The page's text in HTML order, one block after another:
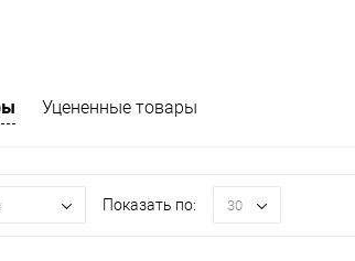
Уцененные товары
Показать по: 30